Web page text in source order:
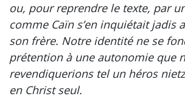
ou, pour reprendre le texte, par
comme Caïn s’en inquiétait jadis
son frère. Notre identité ne se
prétention à une autonomie que
revendiquerions tel un héros
en Christ seul.